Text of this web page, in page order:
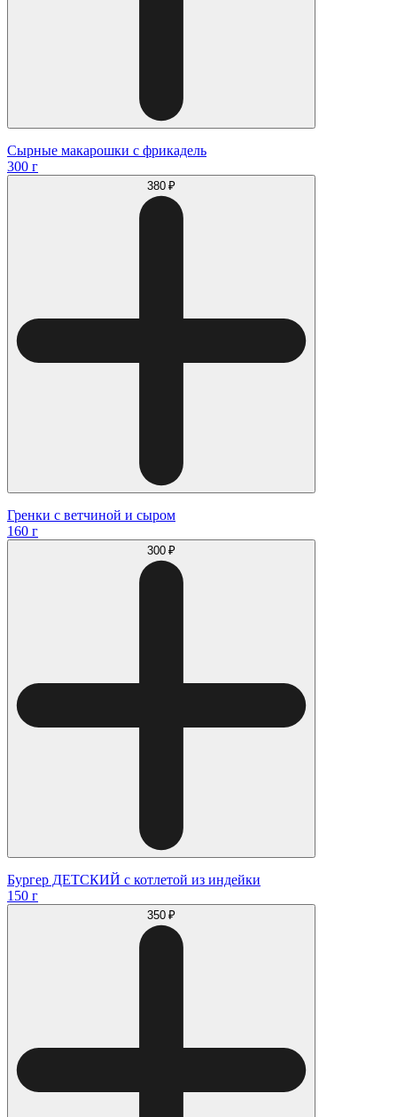
Сырные макарошки с фрикадель
300 г
380 ₽
Гренки с ветчиной и сыром
160 г
300 ₽
Бургер ДЕТСКИЙ с котлетой из индейки
150 г
350 ₽